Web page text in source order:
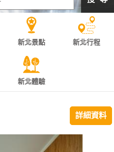
新北景點 新北行程
新北體驗
詳細資料